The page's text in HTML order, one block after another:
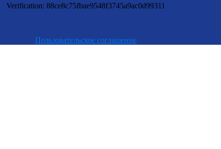
Verification: 88ce8c75fbae9548f3745a9ac0d99311
Пользовательское соглашение